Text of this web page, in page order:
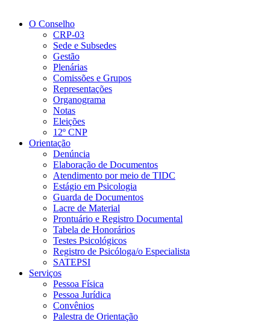
O Conselho
CRP-03
Sede e Subsedes
Gestão
Plenárias
Comissões e Grupos
Representações
Organograma
Notas
Eleições
12º CNP
Orientação
Denúncia
Elaboração de Documentos
Atendimento por meio de TIDC
Estágio em Psicologia
Guarda de Documentos
Lacre de Material
Prontuário e Registro Documental
Tabela de Honorários
Testes Psicológicos
Registro de Psicóloga/o Especialista
SATEPSI
Serviços
Pessoa Física
Pessoa Jurídica
Convênios
Palestra de Orientação